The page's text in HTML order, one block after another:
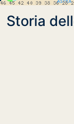
Storia